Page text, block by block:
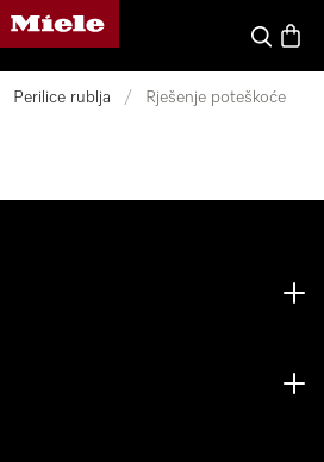
Miele početna stranica
Pretraga
Perilice rublja / Rješenje poteškoće